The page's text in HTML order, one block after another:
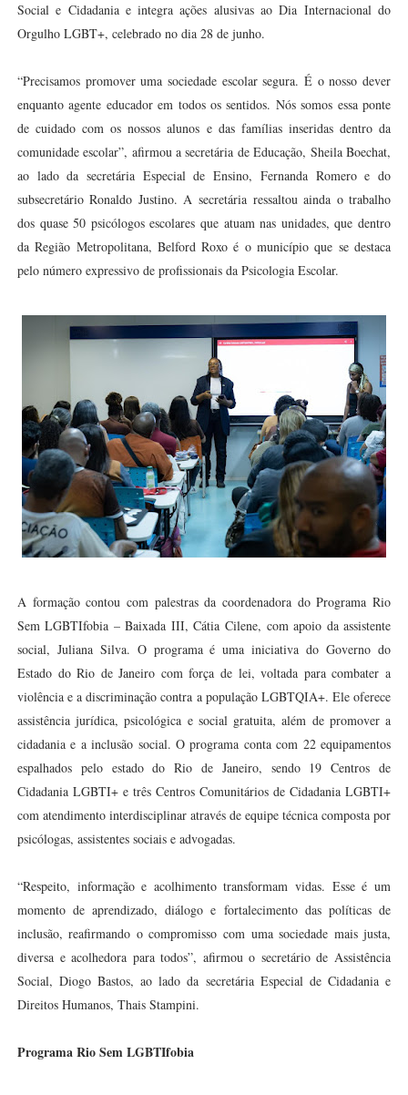
Social e Cidadania e integra ações alusivas ao Dia Internacional do
Orgulho LGBT+, celebrado no dia 28 de junho.
“Precisamos promover uma sociedade escolar segura. É o nosso dever
enquanto agente educador em todos os sentidos. Nós somos essa ponte
de cuidado com os nossos alunos e das famílias inseridas dentro da
comunidade escolar”, afirmou a secretária de Educação, Sheila Boechat,
ao lado da secretária Especial de Ensino, Fernanda Romero e do
subsecretário Ronaldo Justino. A secretária ressaltou ainda o trabalho
dos quase 50 psicólogos escolares que atuam nas unidades, que dentro
da Região Metropolitana, Belford Roxo é o município que se destaca
pelo número expressivo de profissionais da Psicologia Escolar.
A formação contou com palestras da coordenadora do Programa Rio
Sem LGBTIfobia – Baixada III, Cátia Cilene, com apoio da assistente
social, Juliana Silva. O programa é uma iniciativa do Governo do
Estado do Rio de Janeiro com força de lei, voltada para combater a
violência e a discriminação contra a população LGBTQIA+. Ele oferece
assistência jurídica, psicológica e social gratuita, além de promover a
cidadania e a inclusão social. O programa conta com 22 equipamentos
espalhados pelo estado do Rio de Janeiro, sendo 19 Centros de
Cidadania LGBTI+ e três Centros Comunitários de Cidadania LGBTI+
com atendimento interdisciplinar através de equipe técnica composta por
psicólogas, assistentes sociais e advogadas.
“Respeito, informação e acolhimento transformam vidas. Esse é um
momento de aprendizado, diálogo e fortalecimento das políticas de
inclusão, reafirmando o compromisso com uma sociedade mais justa,
diversa e acolhedora para todos”, afirmou o secretário de Assistência
Social, Diogo Bastos, ao lado da secretária Especial de Cidadania e
Direitos Humanos, Thais Stampini.
Programa Rio Sem LGBTIfobia